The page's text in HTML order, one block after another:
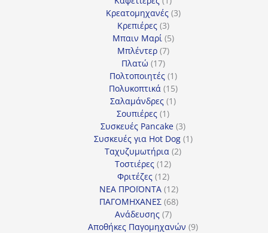
προϊόν
Κρεατομηχανές 33
Κρεπιέρες 33
προϊόντα
Μπαιν Μαρί 55
Μπλέντερ 77
Πλατώ 1717
προϊόντα
Πολτοποιητές 11
προϊόν
Πολυκοπτικά 1515
προϊόντα
Σαλαμάνδρες 11
Σουπιέρες 11
προϊόν
Συσκευές Pancake 33
προϊόντα
Συσκευές για Hot Dog 11
Ταχυζυμωτήρια 22
Τοστιέρες 1212
προϊόντα
Φριτέζες 1212
προϊόντα
ΝΕΑ ΠΡΟΪΟΝΤΑ 1212
προϊόντα
ΠΑΓΟΜΗΧΑΝΕΣ 6868
Ανάδευσης 77
προϊόντα
Αποθήκες Παγομηχανών 99